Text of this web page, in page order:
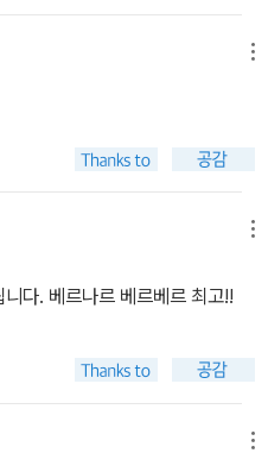
카첸버그가 그렇고, 고대의 카
능력을 받았으나, 동시에 미래
들이 믿어 주지 않는 저주까지
니다. 이 카산드라들은 미래를
판단 때문에, 다시 말해서 불안
이 느끼는 두려움 때문에 자신
는 이들 예지자들 위에 드리운
병폐를 고발하기 위해서인가
자가 되어 생존해 가고 있는, 파
레기를 버리는 동시에 보려 하
가 귀를 기울이기를 거부하는
다. 베르나르 베르베르 최고!!